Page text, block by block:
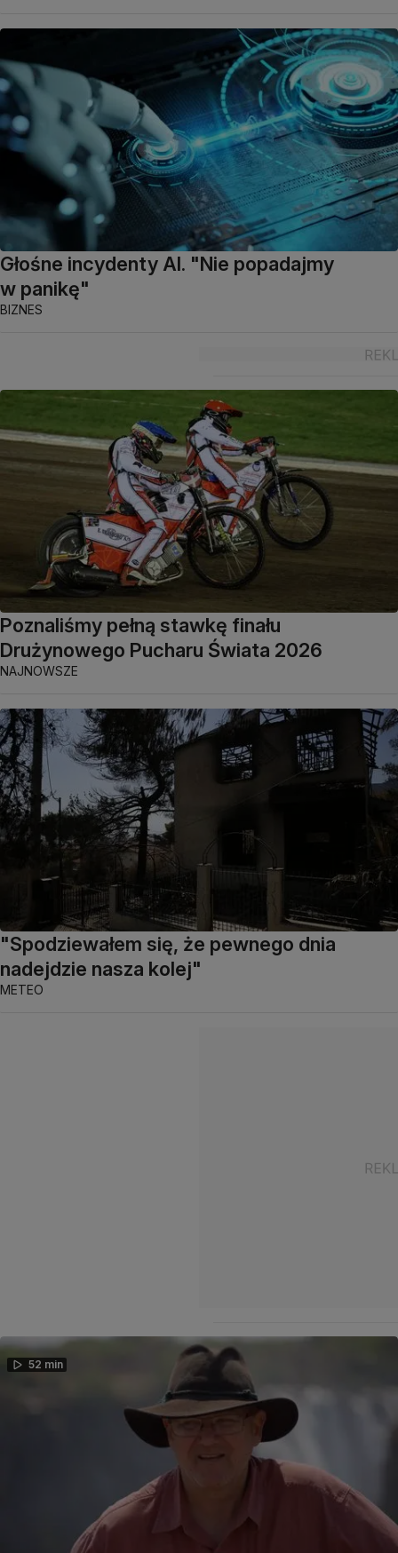
Głośne incydenty AI. "Nie popadajmy
w panikę"
BIZNES
Poznaliśmy pełną stawkę finału
Drużynowego Pucharu Świata 2026
NAJNOWSZE
"Spodziewałem się, że pewnego dnia
nadejdzie nasza kolej"
METEO
52 min